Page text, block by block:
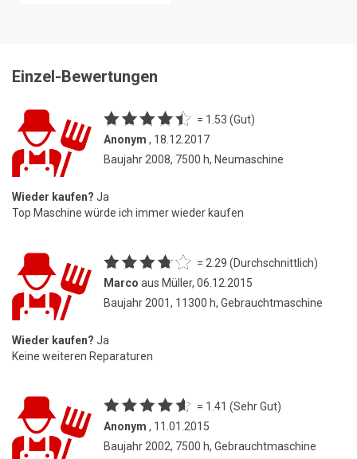
Einzel-Bewertungen
= 1.53 (Gut)
Anonym , 18.12.2017
Baujahr 2008, 7500 h, Neumaschine
Wieder kaufen? Ja
Top Maschine würde ich immer wieder kaufen
= 2.29 (Durchschnittlich)
Marco aus Müller, 06.12.2015
Baujahr 2001, 11300 h, Gebrauchtmaschine
Wieder kaufen? Ja
Keine weiteren Reparaturen
= 1.41 (Sehr Gut)
Anonym , 11.01.2015
Baujahr 2002, 7500 h, Gebrauchtmaschine